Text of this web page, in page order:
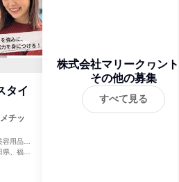
タイ
チッ
用品小
、福島
株式会社マリークヮン
スメチックス
その他の募集
すべて見る